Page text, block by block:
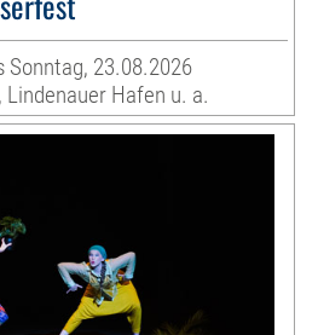
Sonntag, 23.08.2026
Hafen u. a.